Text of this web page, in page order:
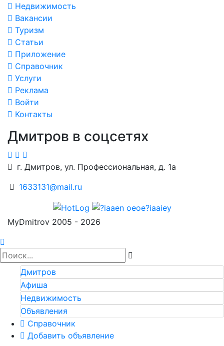
Недвижимость
Вакансии
Туризм
Статьи
Приложение
Справочник
Услуги
Реклама
Войти
Контакты
Дмитров в соцсетях
г. Дмитров, ул. Профессиональная, д. 1а
1633131@mail.ru
MyDmitrov 2005 - 2026
Дмитров
Афиша
Недвижимость
Объявления
Справочник
Добавить объявление